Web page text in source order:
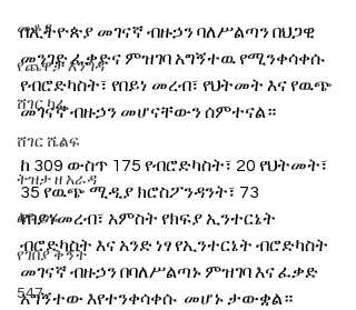
መቆያ
የጨዋታ እንግዳ
ሸገር ካፌ
ሸገር ሼልፍ
ትዝታ ዘ አራዳ
ልዩ ወሬ
የገበያ ቅኝት
547
በኢትዮጵያ መገናኛ ብዙኃን ባለሥልጣን በህጋዊ
መንገድ ፈቃድና ምዝገባ አግኝተዉ የሚንቀሳቀሱ
የብሮድካስት፣ የበይነ መረብ፣ የህትመት እና የዉጭ
መገናኛ ብዙኃን መሆናቸውን ሰምተናል።
ከ 309 ውስጥ 175 የብሮድካስት፣ 20 የህትመት፣
35 የዉጭ ሚዲያ ክሮስፖንዳንት፣ 73
የበይነመረብ፣ አምስት የክፍያ ኢንተርኔት
ብሮድካስት እና አንድ ነፃ የኢንተርኔት ብሮድካስት
መገናኛ ብዙኃን በባለሥልጣኑ ምዝገባ እና ፈቃድ
አግኝተው እየተንቀሳቀሱ  መሆኑ ታውቋል።